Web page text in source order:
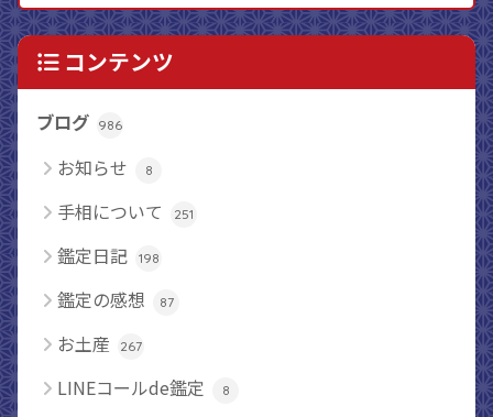
コンテンツ
ブログ 986
お知らせ 8
手相について 251
鑑定日記 198
鑑定の感想 87
お土産 267
LINEコールde鑑定 8